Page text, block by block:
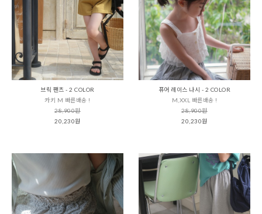
브릭 팬츠 - 2 COLOR
카키 M 빠른배송 !
28,900원
20,230원
퓨어 레이스 나시 - 2 COLOR
M,XXL 빠른배송 !
28,900원
20,230원